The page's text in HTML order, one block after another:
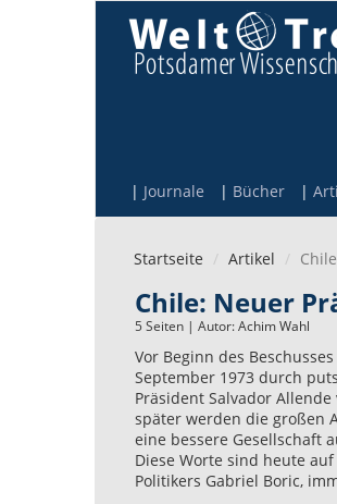
Journale Bücher
Startseite Artikel
Chile: Neuer
5 Seiten | Autor:Achim Wahl
Vor Beginn des
September 1973 durch
Präsident Salvador
später werden die großen
eine bessere Gesellschaft
Diese Worte sind heute
Politikers Gabriel Boric,